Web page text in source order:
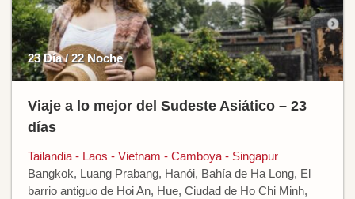
23 Día / 22 Noche
Viaje a lo mejor del Sudeste Asiático – 23
días
Tailandia - Laos - Vietnam - Camboya - Singapur
Bangkok, Luang Prabang, Hanói, Bahía de Ha Long, El
barrio antiguo de Hoi An, Hue, Ciudad de Ho Chi Minh,